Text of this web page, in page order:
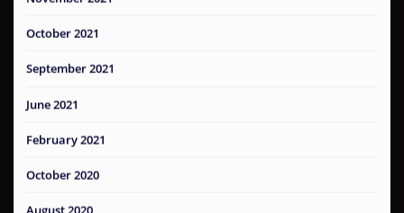
October 2021
September 2021
June 2021
February 2021
October 2020
August 2020